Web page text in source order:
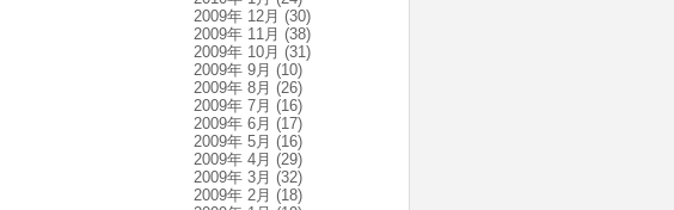
2009年 12月 (30)
2009年 11月 (38)
2009年 10月 (31)
2009年 9月 (10)
2009年 8月 (26)
2009年 7月 (16)
2009年 6月 (17)
2009年 5月 (16)
2009年 4月 (29)
2009年 3月 (32)
2009年 2月 (18)